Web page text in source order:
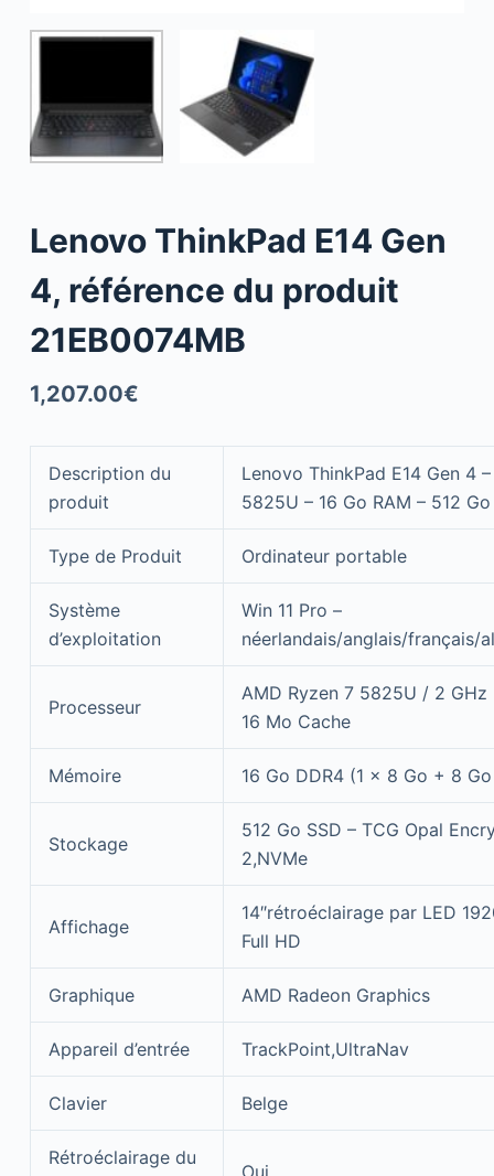
Lenovo ThinkPad E14 Gen
4, référence du produit
21EB0074MB
1,207.00€
Description du
produit
Lenovo ThinkPad E14 Gen 4
5825U – 16 Go RAM – 512
Type de Produit Ordinateur portable
Système
d’exploitation
Win 11 Pro –
néerlandais/anglais/français/
Processeur
AMD Ryzen 7 5825U / 2 GHz
16 Mo Cache
Mémoire 16 Go DDR4 (1 x 8 Go + 8
Stockage
512 Go SSD – TCG Opal
2,NVMe
Affichage
14″rétroéclairage par LED
Full HD
Graphique AMD Radeon Graphics
Appareil d’entrée TrackPoint,UltraNav
Clavier Belge
Rétroéclairage du